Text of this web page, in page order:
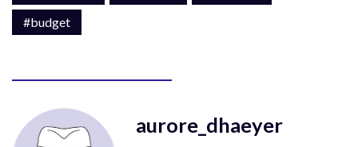
#budget
aurore_dhaeyer